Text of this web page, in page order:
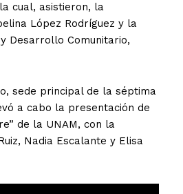
cual, asistieron, la
López Rodríguez y la
Desarrollo Comunitario,
sede principal de la séptima
a cabo la presentación de
de la UNAM, con la
Nadia Escalante y Elisa